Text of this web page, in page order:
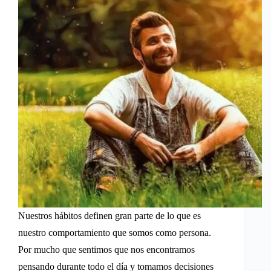
Nuestros hábitos definen gran parte de lo que es
nuestro comportamiento que somos como persona.
Por mucho que sentimos que nos encontramos
pensando durante todo el día y tomamos decisiones